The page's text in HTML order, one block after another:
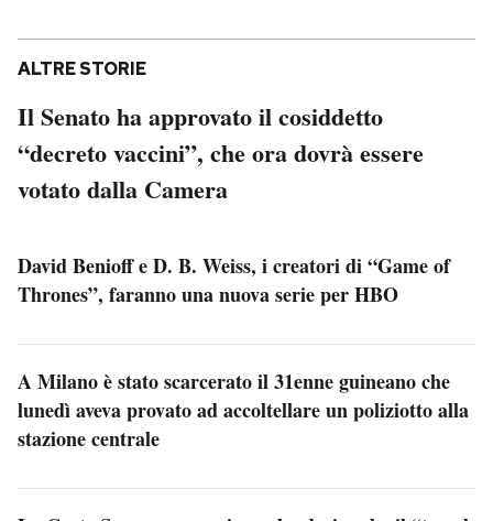
ALTRE STORIE
Il Senato ha approvato il cosiddetto
“decreto vaccini”, che ora dovrà essere
votato dalla Camera
David Benioff e D. B. Weiss, i creatori di “Game of
Thrones”, faranno una nuova serie per HBO
A Milano è stato scarcerato il 31enne guineano che
lunedì aveva provato ad accoltellare un poliziotto alla
stazione centrale